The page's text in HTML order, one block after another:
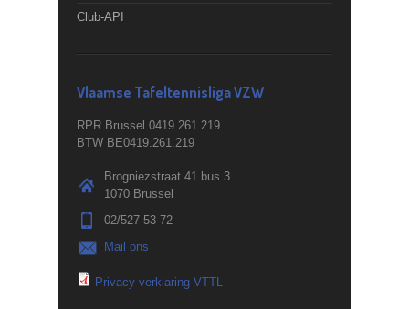
Club-API
Vlaamse Tafeltennisliga VZW
RPR Brussel 0419.261.219
BTW BE0419.261.219
Brogniezstraat 41 bus 3
1070 Brussel
02/527 53 72
Mail ons
Privacy-verklaring VTTL